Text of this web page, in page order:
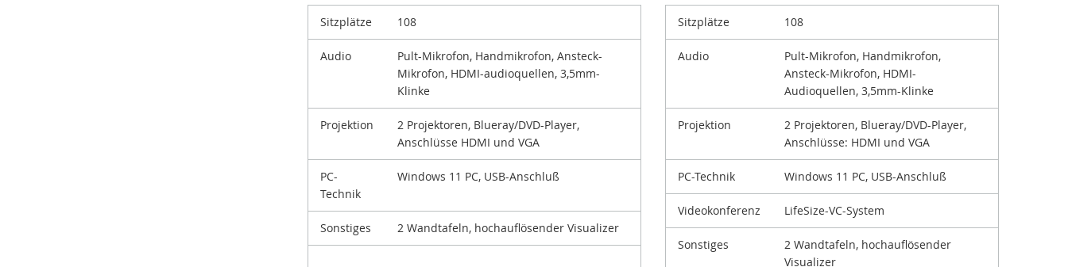
Sitzplätze 108
Audio
Pult-Mikrofon, Handmikrofon, Ansteck-
Mikrofon, HDMI-audioquellen, 3,5mm-
Klinke
Projektion
2 Projektoren, Blueray/DVD-Player,
Anschlüsse HDMI und VGA
PC-
Technik
Windows 11 PC, USB-Anschluß
Sonstiges 2 Wandtafeln, hochauflösender Visualizer
Sitzplätze 108
Audio
Pult-Mikrofon, Handmikrofon,
Ansteck-Mikrofon, HDMI-
Audioquellen, 3,5mm-Klinke
Projektion
2 Projektoren, Blueray/DVD-Player,
Anschlüsse: HDMI und VGA
PC-Technik Windows 11 PC, USB-Anschluß
Videokonferenz LifeSize-VC-System
Sonstiges
2 Wandtafeln, hochauflösender
Visualizer